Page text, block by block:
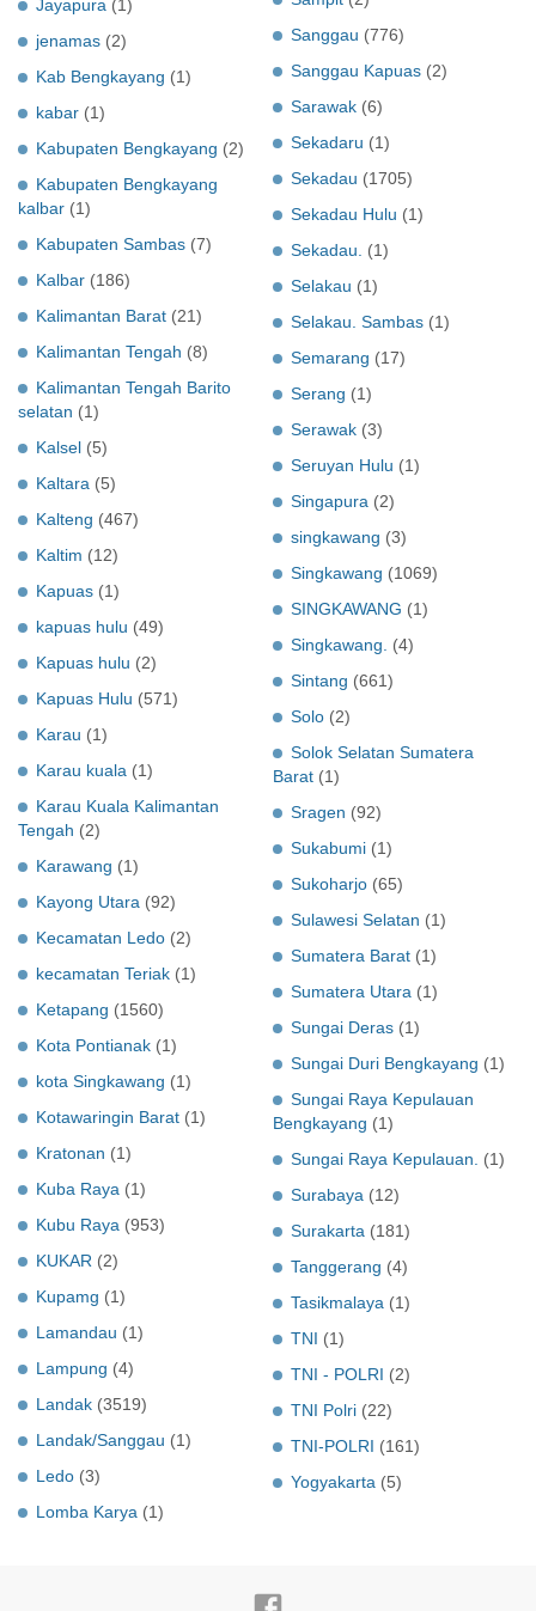
Jayapura (1)
jenamas (2)
Kab Bengkayang (1)
kabar (1)
Kabupaten Bengkayang (2)
Kabupaten Bengkayang
kalbar (1)
Kabupaten Sambas (7)
Kalbar (186)
Kalimantan Barat (21)
Kalimantan Tengah (8)
Kalimantan Tengah Barito
selatan (1)
Kalsel (5)
Kaltara (5)
Kalteng (467)
Kaltim (12)
Kapuas (1)
kapuas hulu (49)
Kapuas hulu (2)
Kapuas Hulu (571)
Karau (1)
Karau kuala (1)
Karau Kuala Kalimantan
Tengah (2)
Karawang (1)
Kayong Utara (92)
Kecamatan Ledo (2)
kecamatan Teriak (1)
Ketapang (1560)
Kota Pontianak (1)
kota Singkawang (1)
Kotawaringin Barat (1)
Kratonan (1)
Kuba Raya (1)
Kubu Raya (953)
KUKAR (2)
Kupamg (1)
Lamandau (1)
Lampung (4)
Landak (3519)
Landak/Sanggau (1)
Ledo (3)
Lomba Karya (1)
Sanggau (776)
Sanggau Kapuas (2)
Sarawak (6)
Sekadaru (1)
Sekadau (1705)
Sekadau Hulu (1)
Sekadau.
(1)
Selakau (1)
Selakau. Sambas (1)
Semarang (17)
Serang (1)
Serawak (3)
Seruyan Hulu (1)
Singapura (2)
singkawang (3)
Singkawang (1069)
SINGKAWANG (1)
Singkawang.
(4)
Sintang (661)
Solo (2)
Solok Selatan Sumatera
Barat (1)
Sragen (92)
Sukabumi (1)
Sukoharjo (65)
Sulawesi Selatan (1)
Sumatera Barat (1)
Sumatera Utara (1)
Sungai Deras (1)
Sungai Duri Bengkayang (1)
Sungai Raya Kepulauan
Bengkayang (1)
Sungai Raya Kepulauan.
(1)
Surabaya (12)
Surakarta (181)
Tanggerang (4)
Tasikmalaya (1)
TNI (1)
TNI - POLRI (2)
TNI Polri (22)
TNI-POLRI (161)
Yogyakarta (5)